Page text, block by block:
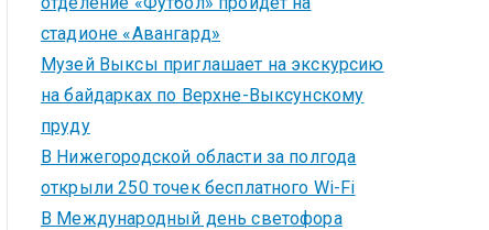
стадионе «Авангард»
Музей Выксы приглашает на экскурсию
на байдарках по Верхне-Выксунскому
пруду
В Нижегородской области за полгода
открыли 250 точек бесплатного Wi-Fi
В Международный день светофора